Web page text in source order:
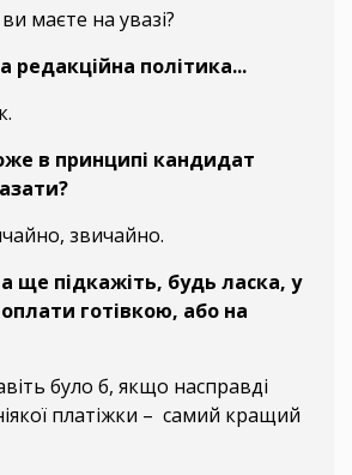
маєте на увазі?
редакційна політика...
в принципі кандидат
звичайно.
ще підкажіть, будь ласка, у
готівкою, або на
було б, якщо насправді
платіжки – самий кращий